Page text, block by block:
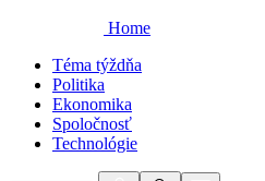
Home
Téma týždňa
Politika
Ekonomika
Spoločnosť
Technológie